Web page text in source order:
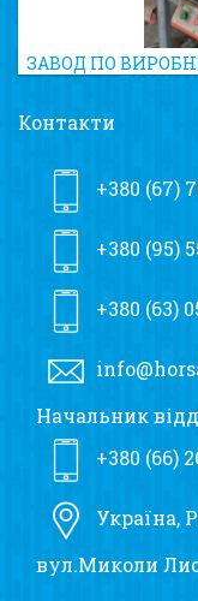
ЗАВОД ПО
Контакти
+380 (67)
+380 (95)
+380 (63)
Начальник
+380 (66)
Україна,
вул.Миколи